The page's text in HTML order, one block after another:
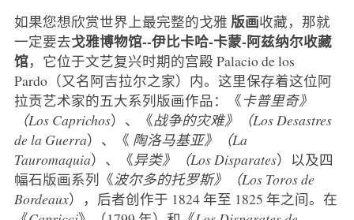
如果您想欣赏世界上最完整的戈雅 版画收藏，那就
一定要去戈雅博物馆--伊比卡哈-卡蒙-阿兹纳尔收藏
馆，它位于文艺复兴时期的宫殿 Palacio de los
Pardo（又名阿吉拉尔之家）内。这里保存着这位阿
拉贡艺术家的五大系列版画作品：《卡普里奇》
（Los Caprichos）、《战争的灾难》（Los Desastres
dela Guerra）、《 陶洛马基亚》（La
Tauromaquia）、《异类》（Los Disparates）以及四
幅石版画系列《波尔多的托罗斯》（Los Toros de
Bordeaux），后者创作于 1824 年至 1825 年之间。在